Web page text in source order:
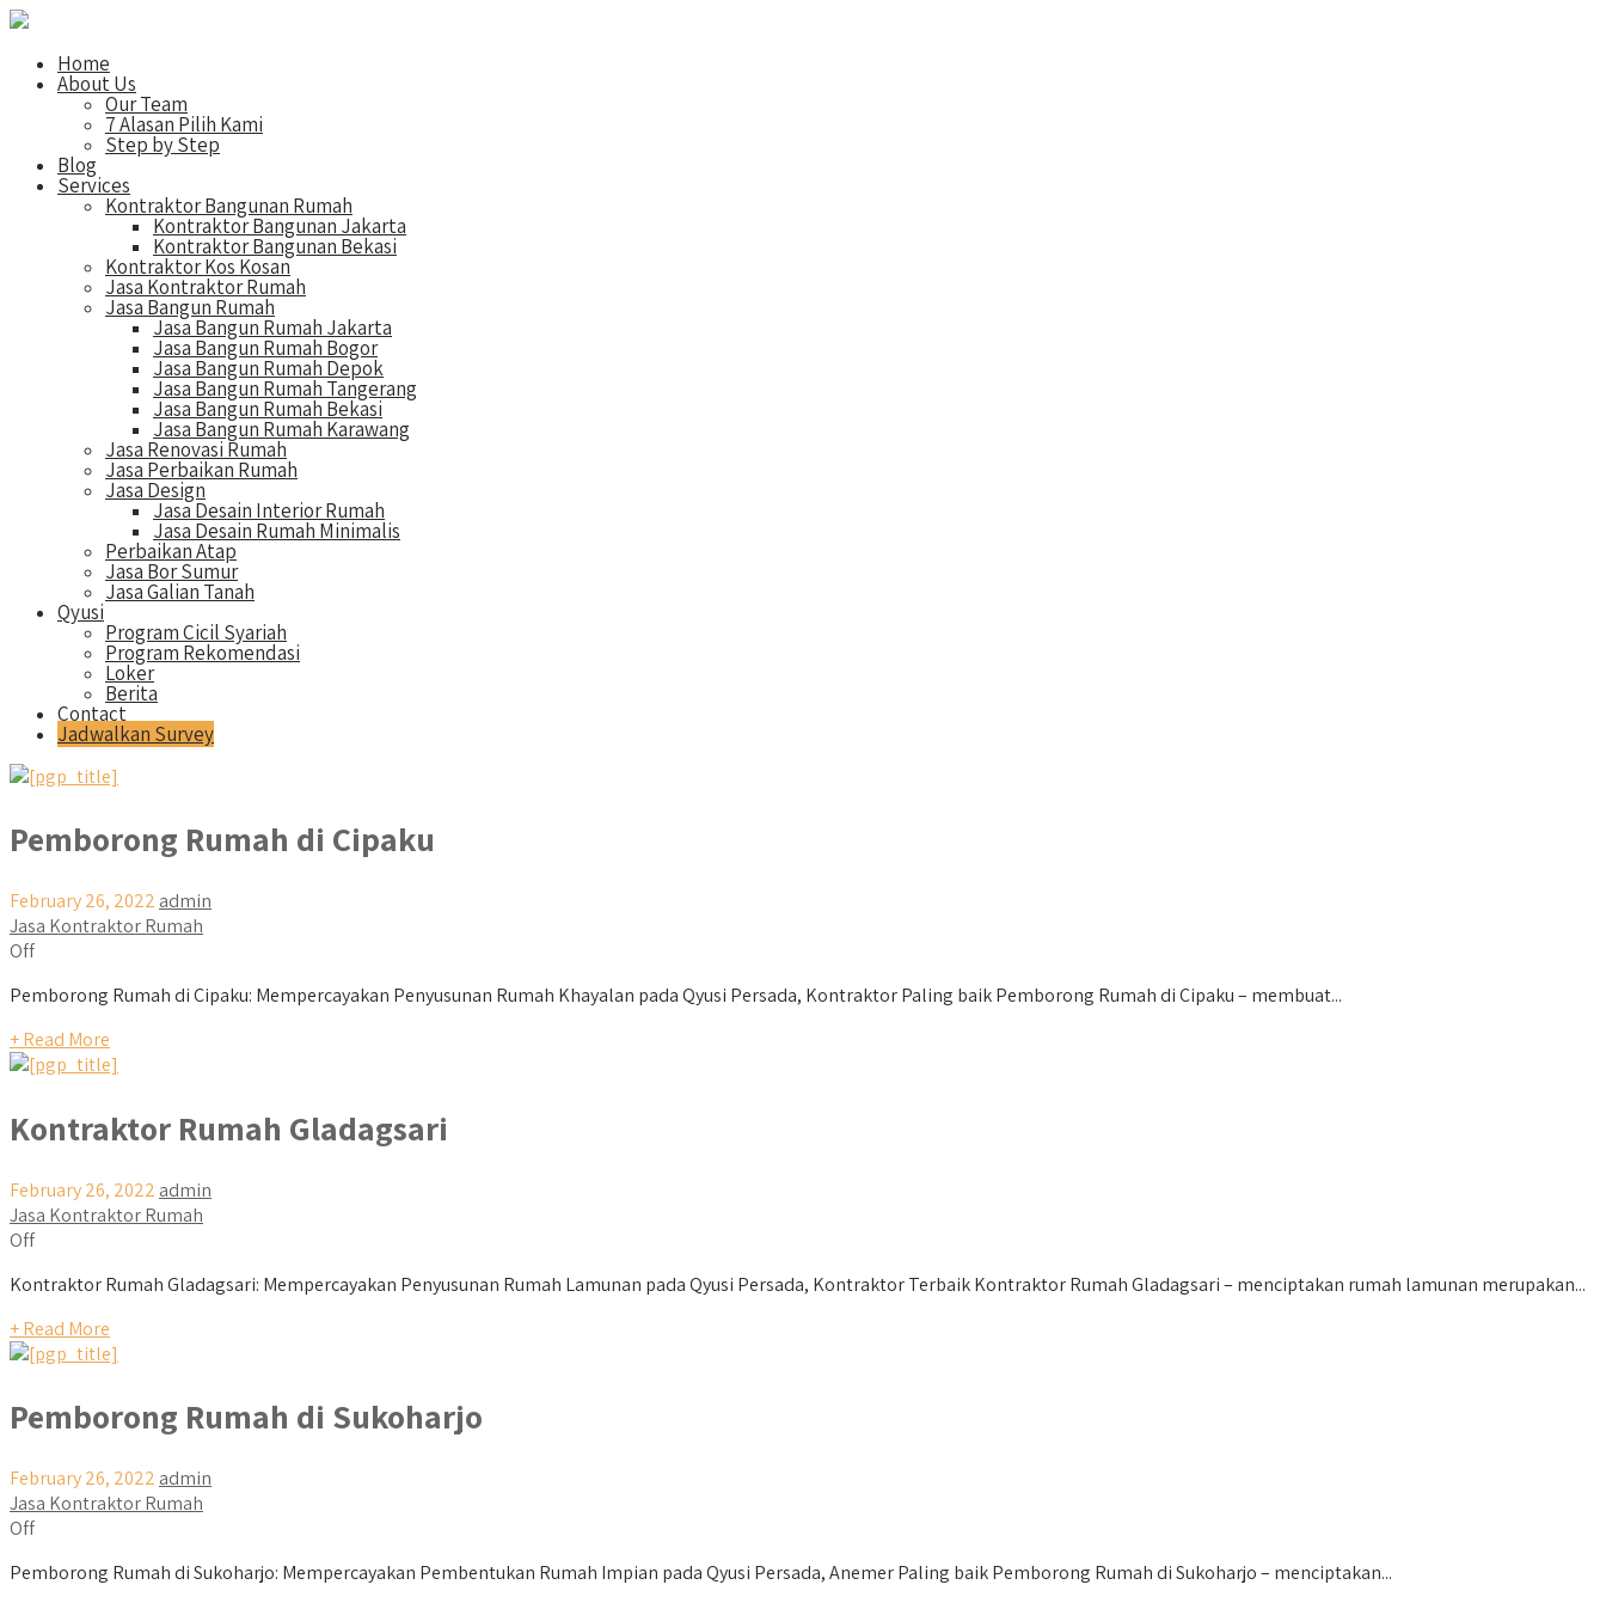
Home
About Us
Our Team
7 Alasan Pilih Kami
Step by Step
Blog
Services
Kontraktor Bangunan Rumah
Kontraktor Bangunan Jakarta
Kontraktor Bangunan Bekasi
Kontraktor Kos Kosan
Jasa Kontraktor Rumah
Jasa Bangun Rumah
Jasa Bangun Rumah Jakarta
Jasa Bangun Rumah Bogor
Jasa Bangun Rumah Depok
Jasa Bangun Rumah Tangerang
Jasa Bangun Rumah Bekasi
Jasa Bangun Rumah Karawang
Jasa Renovasi Rumah
Jasa Perbaikan Rumah
Jasa Design
Jasa Desain Interior Rumah
Jasa Desain Rumah Minimalis
Perbaikan Atap
Jasa Bor Sumur
Jasa Galian Tanah
Qyusi
Program Cicil Syariah
Program Rekomendasi
Loker
Berita
Contact
Jadwalkan Survey
Pemborong Rumah di Cipaku
February 26, 2022 admin
Jasa Kontraktor Rumah
Off
Pemborong Rumah di Cipaku: Mempercayakan Penyusunan Rumah Khayalan pada Qyusi Persada, Kontraktor Paling baik Pemborong Rumah di Cipaku – membuat...
+ Read More
Kontraktor Rumah Gladagsari
February 26, 2022 admin
Jasa Kontraktor Rumah
Off
Kontraktor Rumah Gladagsari: Mempercayakan Penyusunan Rumah Lamunan pada Qyusi Persada, Kontraktor Terbaik Kontraktor Rumah Gladagsari – menciptakan rumah lamunan merupakan...
+ Read More
Pemborong Rumah di Sukoharjo
February 26, 2022 admin
Jasa Kontraktor Rumah
Off
Pemborong Rumah di Sukoharjo: Mempercayakan Pembentukan Rumah Impian pada Qyusi Persada, Anemer Paling baik Pemborong Rumah di Sukoharjo – menciptakan...